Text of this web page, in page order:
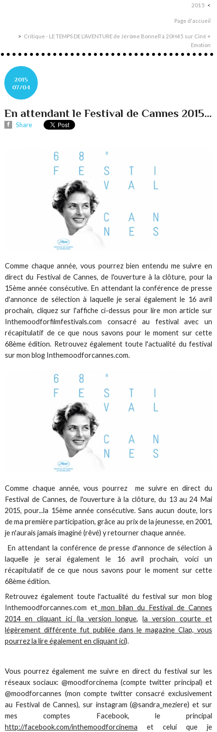
2015
Page d'accueil
Critique - LE TEMPS DE L'AVENTURE de Jérôme Bonnell à 20H45 sur Ciné +
Emotion
2015
07/04
En attendant le Festival de Cannes 2015...
Share
Comme chaque année, vous pourrez bien entendu me suivre en
direct du Festival de Cannes, de l'ouverture à la clôture, pour la
15ème année consécutive. En attendant la conférence de presse
d'annonce de sélection à laquelle je serai également le 16 avril
prochain, cliquez sur l'affiche ci-dessus pour lire mon article sur
Inthemoodforfilmfestivals.com consacré au festival avec un
récapitulatif de ce que nous savons pour le moment sur cette
68ème édition. Retrouvez également toute l'actualité du festival
sur mon blog Inthemoodforcannes.com.
Comme chaque année, vous pourrez me suivre en direct du
Festival de Cannes, de l'ouverture à la clôture, du 13 au 24 Mai
2015, pour...la 15ème année consécutive. Sans aucun doute, lors
de ma première participation, grâce au prix de la jeunesse, en 2001,
je n'aurais jamais imaginé (rêvé) y retourner chaque année.
En attendant la conférence de presse d'annonce de sélection à
laquelle je serai également le 16 avril prochain, voici un
récapitulatif de ce que nous savons pour le moment sur cette
68ème édition.
Retrouvez également toute l'actualité du festival sur mon blog
Inthemoodforcannes.com et mon bilan du Festival de Cannes
2014 en cliquant ici (la version longue,la version courte et
légèrement différente fut publiée dans le magazine Clap, vous
pourrez la lire également en cliquant ici).
Vous pourrez également me suivre en direct du festival sur les
réseaux sociaux: @moodforcinema (compte twitter principal) et
@moodforcannes (mon compte twitter consacré exclusivement
au Festival de Cannes), sur instagram (@sandra_meziere) et sur
mes comptes Facebook, le principal
http://facebook.com/inthemoodforcinema et celui que je